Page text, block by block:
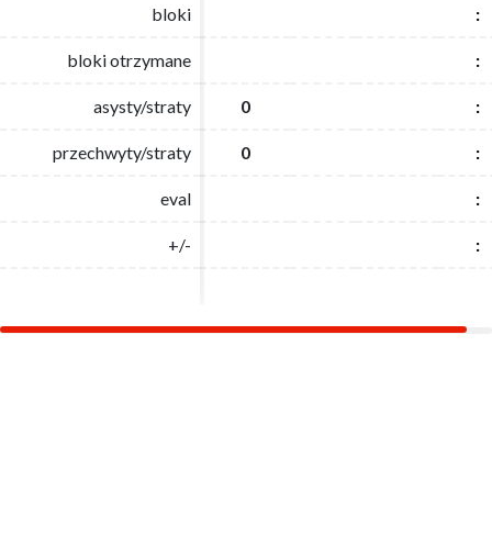
bloki :
bloki otrzymane :
asysty/straty 0 :
przechwyty/straty 0 :
eval :
+/- :
bloki :
bloki otrzymane :
asysty/straty 0 :
przechwyty/straty 0 :
eval :
+/- :